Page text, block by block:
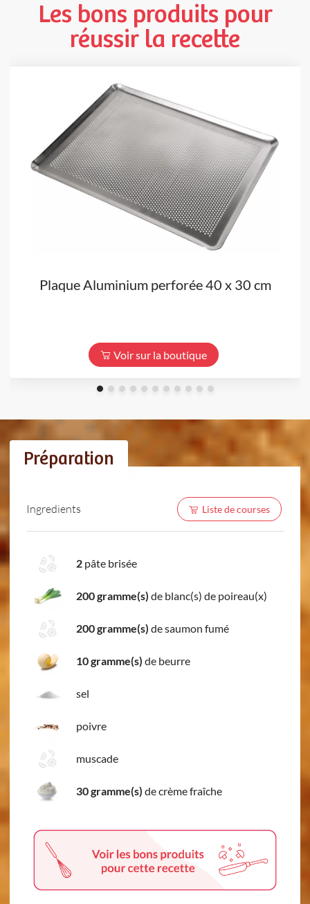
Les bons produits pour
réussir la recette
Plaque Aluminium perforée 40 x 30 cm
Voir sur la boutique
Préparation
Ingredients Liste de courses
2 pâte brisée
200 gramme(s) de blanc(s) de poireau(x)
200 gramme(s) de saumon fumé
10 gramme(s) de beurre
sel
poivre
muscade
30 gramme(s) de crème fraîche